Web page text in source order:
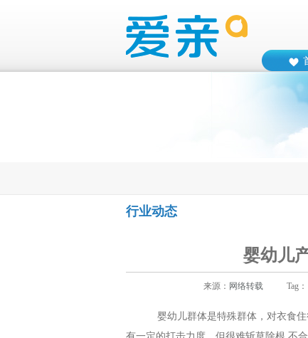
行业动态
婴幼儿
来源： 网络转载 Tag：
婴幼儿群体是特殊群体，对衣食住